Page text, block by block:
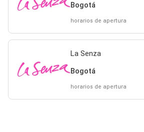
Bogotá
horarios de apertura
La Senza
Bogotá
horarios de apertura